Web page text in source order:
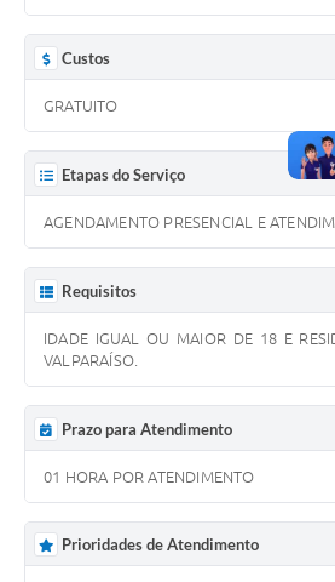
Serviços Online
Telefones Úteis
Agenda
Notícias
Custos
GRATUITO
Etapas do Serviço
AGENDAMENTO PRESENCIAL E
Requisitos
IDADE IGUAL OU MAIOR DE 18 E
VALPARAÍSO.
Prazo para Atendimento
01 HORA POR ATENDIMENTO
Prioridades de Atendimento